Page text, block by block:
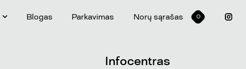
Blogas Parkavimas Norų sąrašas 0
Infocentras